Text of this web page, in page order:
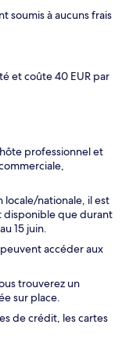
soumis à aucuns frais
et coûte 40 EUR par
professionnel et
nationale, il est
disponible que durant
15 juin.
accéder aux
trouverez un
sur place.
de crédit, les cartes